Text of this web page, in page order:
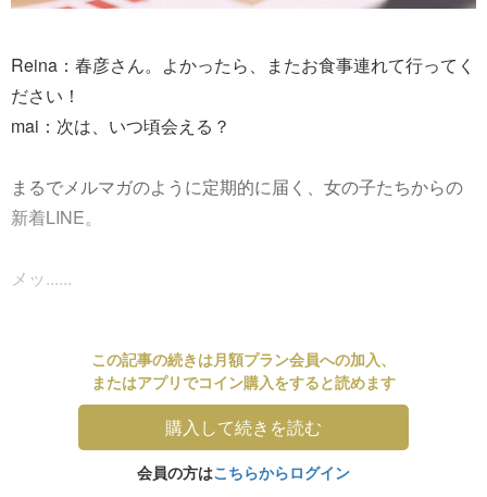
Reina：春彦さん。よかったら、またお食事連れて行ってく
ださい！
mai：次は、いつ頃会える？
まるでメルマガのように定期的に届く、女の子たちからの
新着LINE。
メッ......
この記事の続きは月額プラン会員への加入、
またはアプリでコイン購入をすると読めます
購入して続きを読む
会員の方はこちらからログイン